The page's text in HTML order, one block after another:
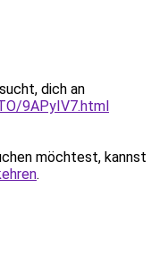
dich an
9APyIV7.html
möchtest, kannst
.